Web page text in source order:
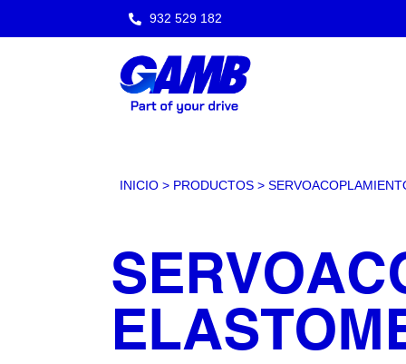
932 529 182
INICIO > PRODUCTOS >